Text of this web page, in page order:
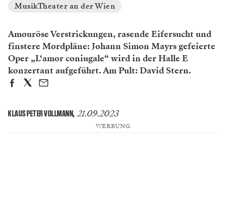
MusikTheater an der Wien
Amouröse Verstrickungen, rasende Eifersucht und
finstere Mordpläne: Johann Simon Mayrs gefeierte
Oper „L‘amor coniugale“ wird in der Halle E
konzertant aufgeführt. Am Pult: David Stern.
KLAUS PETER VOLLMANN, 21.09.2023
WERBUNG